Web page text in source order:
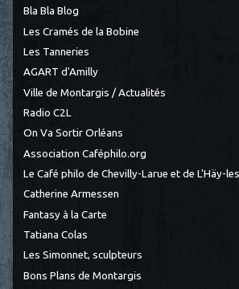
Bla Bla Blog
Les Cramés de la Bobine
Les Tanneries
AGART d'Amilly
Ville de Montargis / Actualités
Radio C2L
On Va Sortir Orléans
Association Caféphilo.org
Le Café philo de Chevilly-Larue et de L'Häy-
Catherine Armessen
Fantasy à la Carte
Tatiana Colas
Les Simonnet, sculpteurs
Bons Plans de Montargis